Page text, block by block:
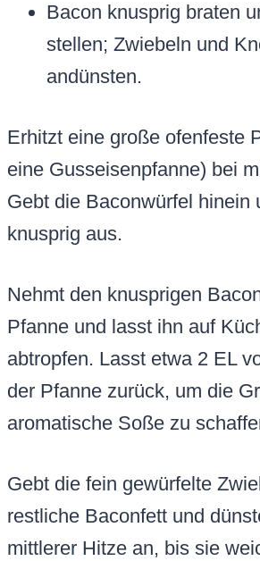
Bacon knusprig braten
stellen; Zwiebeln und
andünsten.
Erhitzt eine große ofenfeste
eine Gusseisenpfanne) bei
Gebt die Baconwürfel hinein
knusprig aus.
Nehmt den knusprigen
Pfanne und lasst ihn auf
abtropfen. Lasst etwa 2 EL
der Pfanne zurück, um die
aromatische Soße zu
Gebt die fein gewürfelte
restliche Baconfett und
mittlerer Hitze an, bis sie